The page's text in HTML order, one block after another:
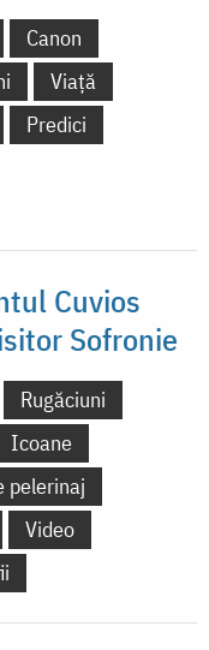
Canon
Viață
Predici
Cuvios
Sofronie
Rugăciuni
Icoane
pelerinaj
Video